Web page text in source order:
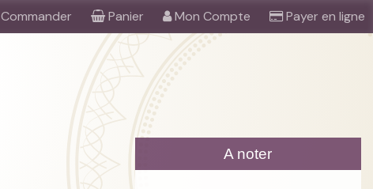
Commander Panier Mon Compte Payer en ligne
A noter